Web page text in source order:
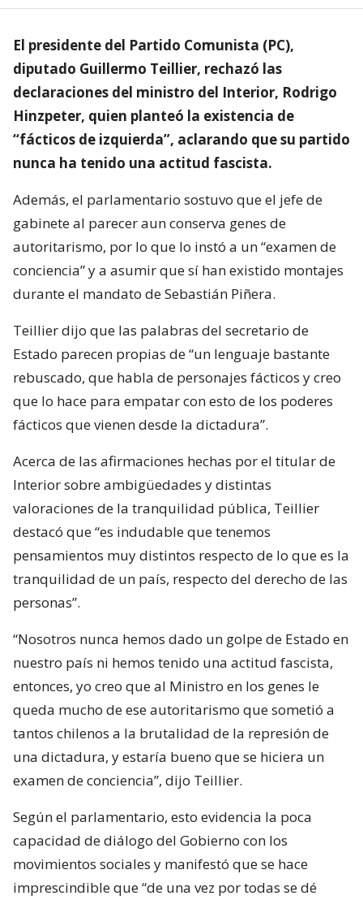
El presidente del Partido Comunista (PC),
diputado Guillermo Teillier, rechazó las
declaraciones del ministro del Interior, Rodrigo
Hinzpeter, quien planteó la existencia de
“fácticos de izquierda”, aclarando que su partido
nunca ha tenido una actitud fascista.
Además, el parlamentario sostuvo que el jefe de
gabinete al parecer aun conserva genes de
autoritarismo, por lo que lo instó a un “examen de
conciencia” y a asumir que sí han existido montajes
durante el mandato de Sebastián Piñera.
Teillier dijo que las palabras del secretario de
Estado parecen propias de “un lenguaje bastante
rebuscado, que habla de personajes fácticos y creo
que lo hace para empatar con esto de los poderes
fácticos que vienen desde la dictadura”.
Acerca de las afirmaciones hechas por el titular de
Interior sobre ambigüedades y distintas
valoraciones de la tranquilidad pública, Teillier
destacó que “es indudable que tenemos
pensamientos muy distintos respecto de lo que es la
tranquilidad de un país, respecto del derecho de las
personas”.
“Nosotros nunca hemos dado un golpe de Estado en
nuestro país ni hemos tenido una actitud fascista,
entonces, yo creo que al Ministro en los genes le
queda mucho de ese autoritarismo que sometió a
tantos chilenos a la brutalidad de la represión de
una dictadura, y estaría bueno que se hiciera un
examen de conciencia”, dijo Teillier.
Según el parlamentario, esto evidencia la poca
capacidad de diálogo del Gobierno con los
movimientos sociales y manifestó que se hace
imprescindible que “de una vez por todas se dé